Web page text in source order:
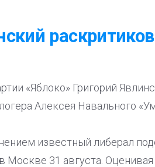
«Яблоко» Григорий
Алексея Навального
известный либерал
Москве 31 августа.